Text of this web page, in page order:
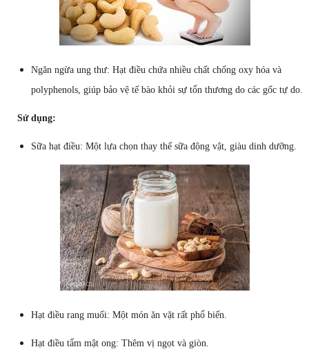
Ngăn ngừa ung thư: Hạt điều chứa nhiều chất chống oxy hóa và
polyphenols, giúp bảo vệ tế bào khỏi sự tổn thương do các gốc tự do.
Sử dụng:
Sữa hạt điều: Một lựa chọn thay thế sữa động vật, giàu dinh dưỡng.
Hạt điều rang muối: Một món ăn vặt rất phổ biến.
Hạt điều tẩm mật ong: Thêm vị ngọt và giòn.